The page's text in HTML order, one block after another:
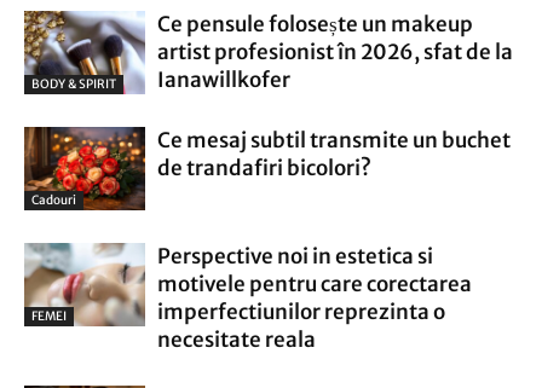
BODY & SPIRIT
Ce pensule folosește un makeup
artist profesionist în 2026, sfat de la
Ianawillkofer
Cadouri
Ce mesaj subtil transmite un buchet
de trandafiri bicolori?
FEMEI
Perspective noi in estetica si
motivele pentru care corectarea
imperfectiunilor reprezinta o
necesitate reala